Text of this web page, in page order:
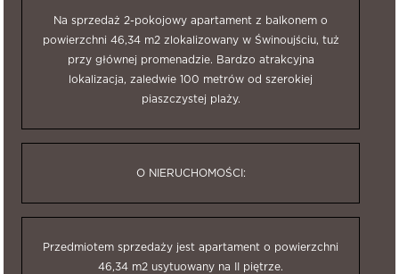
Na sprzedaż 2-pokojowy apartament z balkonem o
powierzchni 46,34 m2 zlokalizowany w Świnoujściu, tuż
przy głównej promenadzie. Bardzo atrakcyjna
lokalizacja, zaledwie 100 metrów od szerokiej
piaszczystej plaży.
O NIERUCHOMOŚCI:
Przedmiotem sprzedaży jest apartament o powierzchni
46,34 m2 usytuowany na II piętrze.